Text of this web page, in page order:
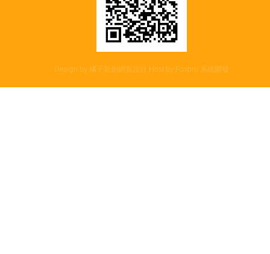
Design by 橘子新創網頁設計 Host by Foxpro 系統開發